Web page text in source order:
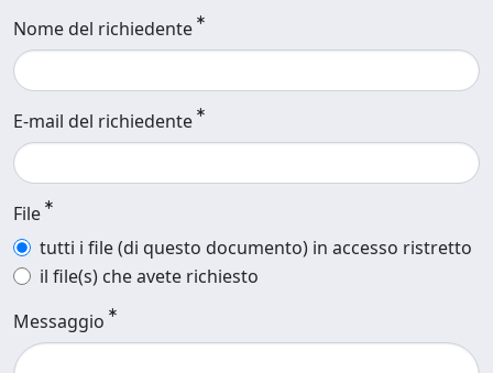
Nome del richiedente
E-mail del richiedente
File
tutti i file (di questo documento) in accesso ristretto
il file(s) che avete richiesto
Messaggio